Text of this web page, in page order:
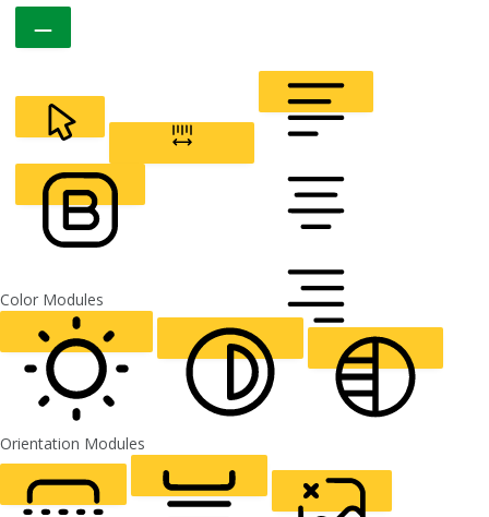
CURSOR LETTER SPACING
ALIGN TEXT
LIGHT CONTRAST
Orientation Modules